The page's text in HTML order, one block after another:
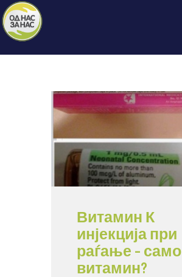
ЗА НАС
НАШЕ ПРАВО
ОБЈАВИ
ПРОЕКТИ
КОНТАКТ
Витамин К
инјекција при
раѓање – само
витамин?